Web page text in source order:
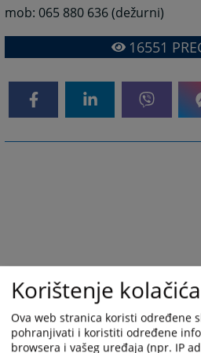
mob: 065 880 636 (dežurni)
16551
Korištenje kolačića
Ova web stranica koristi određene
pohranjivati i koristiti određene
browsera i vašeg uređaja (npr. IP